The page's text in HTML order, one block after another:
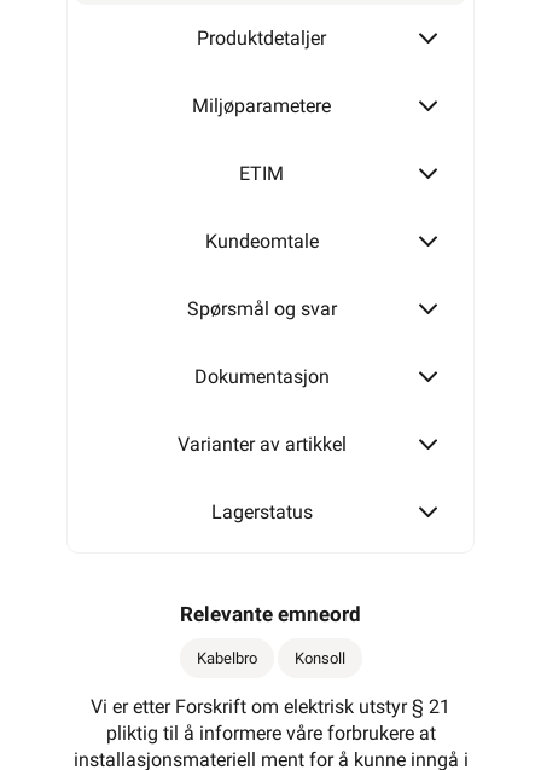
75 mm
150 mm
Produktdetaljer
Miljøparametere
ETIM
Kundeomtale
Spørsmål og svar
Dokumentasjon
Varianter av artikkel
Lagerstatus
Relevante emneord
Kabelbro Konsoll
Vi er etter Forskrift om elektrisk utstyr § 21
pliktig til å informere våre forbrukere at
installasjonsmateriell ment for å kunne inngå i